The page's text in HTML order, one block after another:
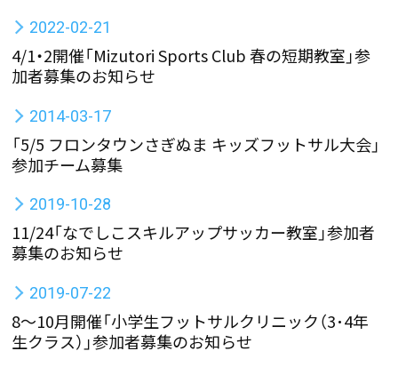
2022-02-21
4/1・2開催「Mizutori Sports Club 春の短期教室」参
加者募集のお知らせ
2014-03-17
「5/5 フロンタウンさぎぬま キッズフットサル大会」
参加チーム募集
2019-10-28
11/24「なでしこスキルアップサッカー教室」参加者
募集のお知らせ
2019-07-22
8～10月開催「小学生フットサルクリニック（3･4年
生クラス）」参加者募集のお知らせ